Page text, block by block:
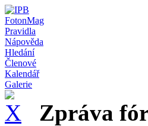
FotonMag
Pravidla
Nápověda
Hledání
Členové
Kalendář
Galerie
Zpráva